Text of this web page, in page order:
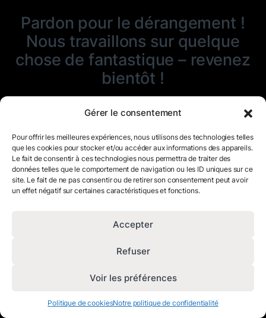
Gérer le consentement
Pour offrir les meilleures expériences, nous utilisons des technologies telles
que les cookies pour stocker et/ou accéder aux informations des appareils.
Le fait de consentir à ces technologies nous permettra de traiter des
données telles que le comportement de navigation ou les ID uniques sur ce
site. Le fait de ne pas consentir ou de retirer son consentement peut avoir
un effet négatif sur certaines caractéristiques et fonctions.
Accepter
Refuser
Voir les préférences
Politique de cookiesNotre politique de confidentialité
Pardon pour le dérangement !
Nous travaillons sur quelque
chose de fantastique – revenez
bientôt !